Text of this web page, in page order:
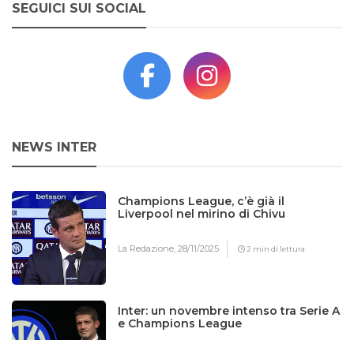
SEGUICI SUI SOCIAL
NEWS INTER
Champions League, c’è già il
Liverpool nel mirino di Chivu
La Redazione,28/11/2025 2 min di lettura
Inter: un novembre intenso tra Serie A
e Champions League